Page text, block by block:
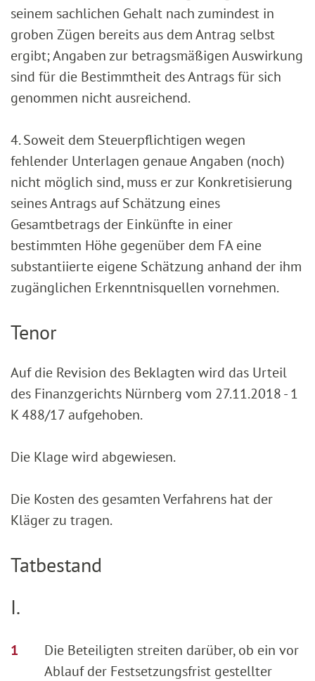
seinem sachlichen Gehalt nach zumindest in
groben Zügen bereits aus dem Antrag selbst
ergibt; Angaben zur betragsmäßigen Auswirkung
sind für die Bestimmtheit des Antrags für sich
genommen nicht ausreichend.
4. Soweit dem Steuerpflichtigen wegen
fehlender Unterlagen genaue Angaben (noch)
nicht möglich sind, muss er zur Konkretisierung
seines Antrags auf Schätzung eines
Gesamtbetrags der Einkünfte in einer
bestimmten Höhe gegenüber dem FA eine
substantiierte eigene Schätzung anhand der ihm
zugänglichen Erkenntnisquellen vornehmen.
Tenor
Auf die Revision des Beklagten wird das Urteil
des Finanzgerichts Nürnberg vom 27.11.2018 - 1
K 488/17 aufgehoben.
Die Klage wird abgewiesen.
Die Kosten des gesamten Verfahrens hat der
Kläger zu tragen.
Tatbestand
I.
Die Beteiligten streiten darüber, ob ein vor
Ablauf der Festsetzungsfrist gestellter